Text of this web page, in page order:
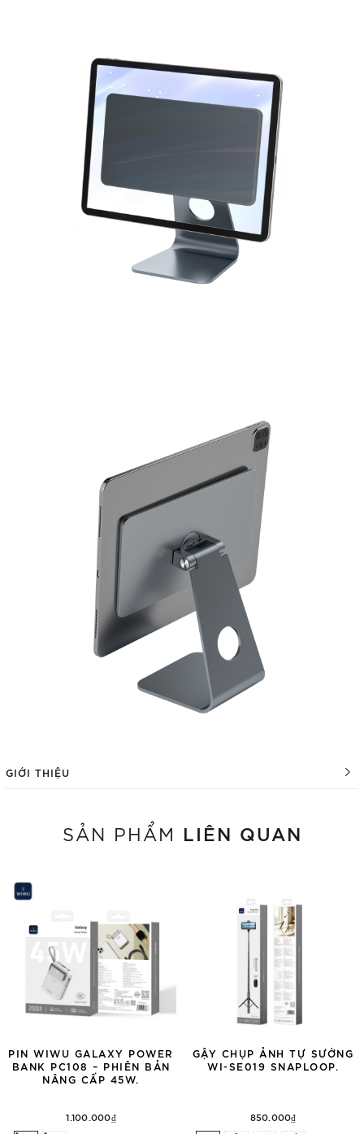
GIỚI THIỆU
SẢN PHẨM LIÊN QUAN
PIN WIWU GALAXY POWER
BANK PC108 – PHIÊN BẢN
NÂNG CẤP 45W.
1.100.000₫
GẬY CHỤP ẢNH TỰ SƯỚNG
WI-SE019 SNAPLOOP.
850.000₫